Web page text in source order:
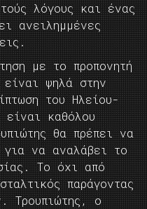
λόγους και ένας
ανειλημμένες
με το προπονητή
ψηλά στην
του Ηλείου-
είναι καθόλου
θα πρέπει να
για να αναλάβει το
Το όχι από
παράγοντας
Τρουπιώτης, ο